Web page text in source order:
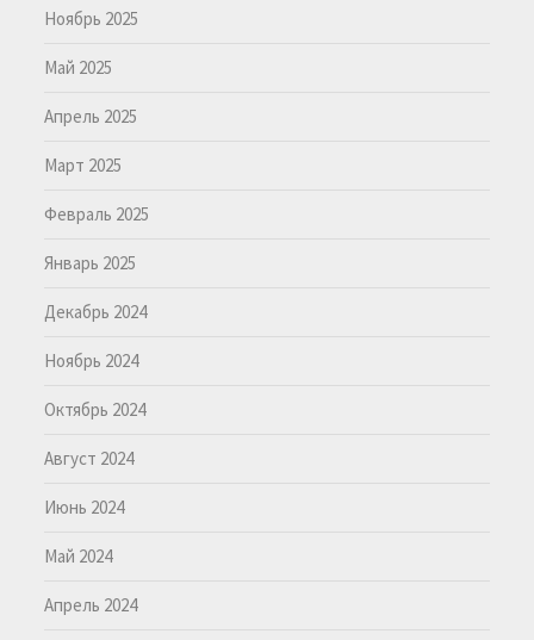
Ноябрь 2025
Май 2025
Апрель 2025
Март 2025
Февраль 2025
Январь 2025
Декабрь 2024
Ноябрь 2024
Октябрь 2024
Август 2024
Июнь 2024
Май 2024
Апрель 2024